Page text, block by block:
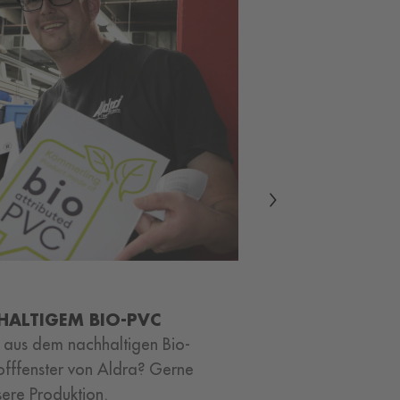
BIO-PVC
dem nachhaltigen Bio-
von Aldra? Gerne
Produktion.